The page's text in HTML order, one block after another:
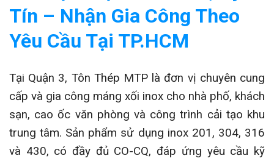
Tín – Nhận Gia Công Theo
Yêu Cầu Tại TP.HCM
Tại Quận 3, Tôn Thép MTP là đơn vị chuyên cung
cấp và gia công máng xối inox cho nhà phố, khách
sạn, cao ốc văn phòng và công trình cải tạo khu
trung tâm. Sản phẩm sử dụng inox 201, 304, 316
và 430, có đầy đủ CO-CQ, đáp ứng yêu cầu kỹ